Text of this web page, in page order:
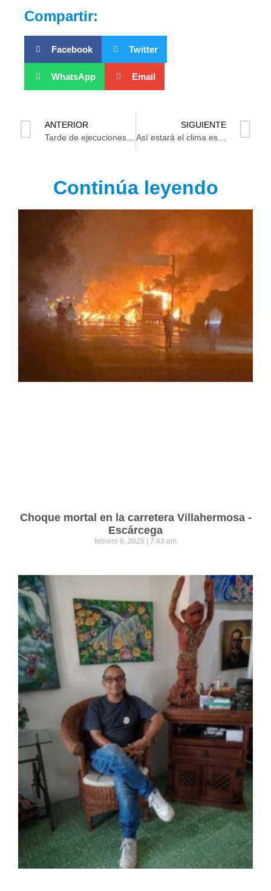
Compartir:
Facebook Twitter
WhatsApp Email
ANTERIOR
SIGUIENTE
Así estará el clima este jueves en Tabasco
Continúa leyendo
Choque mortal en la carretera Villahermosa -
Escárcega
febrero 8, 2025 7:43 am